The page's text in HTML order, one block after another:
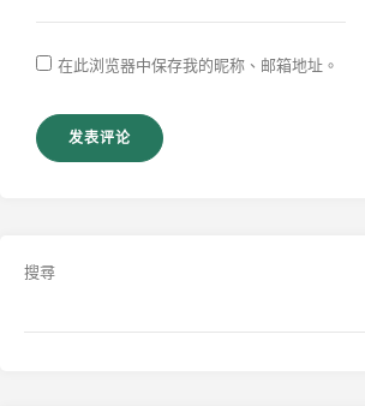
在此浏览器中保存我的昵称、邮箱地址。
搜尋